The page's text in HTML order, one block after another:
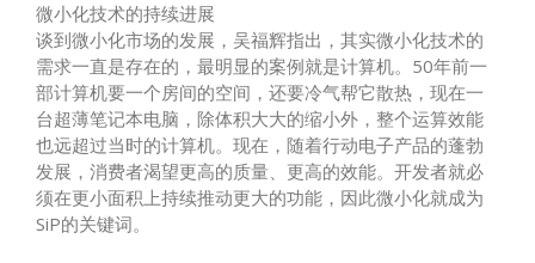
微小化技术的持续进展
谈到微小化市场的发展，吴福辉指出，其实微小化技术的
需求一直是存在的，最明显的案例就是计算机。50年前一
部计算机要一个房间的空间，还要冷气帮它散热，现在一
台超薄笔记本电脑，除体积大大的缩小外，整个运算效能
也远超过当时的计算机。现在，随着行动电子产品的蓬勃
发展，消费者渴望更高的质量、更高的效能。开发者就必
须在更小面积上持续推动更大的功能，因此微小化就成为
SiP的关键词。